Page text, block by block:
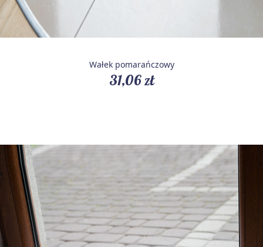
Wałek pomarańczowy
31,06 zł